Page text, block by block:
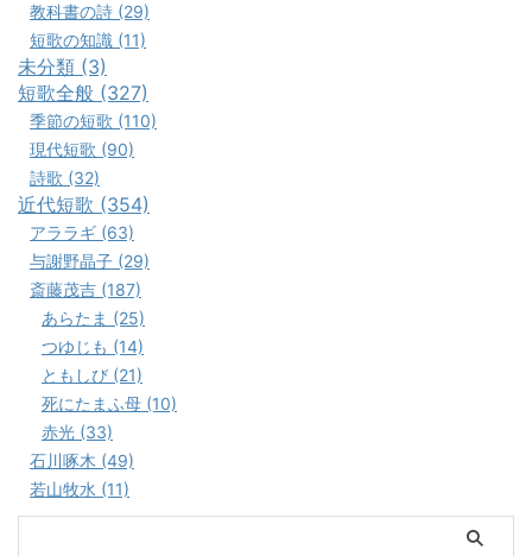
教科書の詩 (29)
短歌の知識 (11)
未分類 (3)
短歌全般 (327)
季節の短歌 (110)
現代短歌 (90)
詩歌 (32)
近代短歌 (354)
アララギ (63)
与謝野晶子 (29)
斎藤茂吉 (187)
あらたま (25)
つゆじも (14)
ともしび (21)
死にたまふ母 (10)
赤光 (33)
石川啄木 (49)
若山牧水 (11)